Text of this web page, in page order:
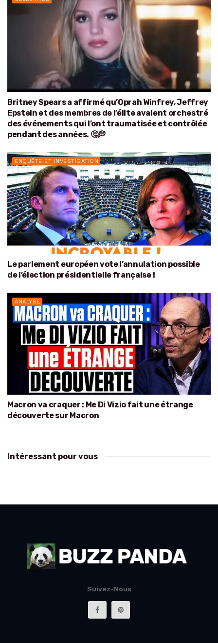
Britney Spears a affirmé qu’Oprah Winfrey, Jeffrey
Epstein et des membres de l’élite avaient orchestré
des événements qui l’ont traumatisée et contrôlée
pendant des années. 🤔💭
ENQUÊTE ET INVESTIGATION
Le parlement européen vote l’annulation possible
de l’élection présidentielle française !
ANALYSE
Macron va craquer : Me Di Vizio fait une étrange
découverte sur Macron
Intéressant pour vous
Suivez-Nous